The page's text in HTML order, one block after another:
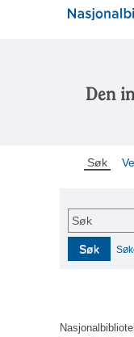
Den
Søk
Søk
Søk